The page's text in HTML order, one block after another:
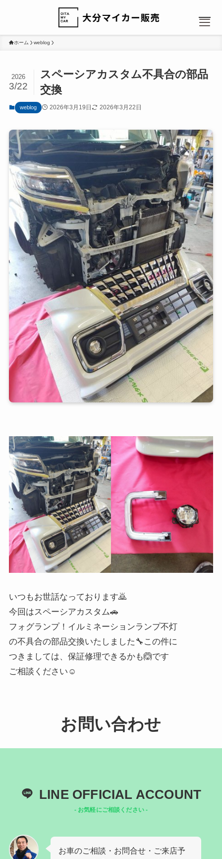
HOME
NEWS
カーリース：人気のヒミツ
カーリース：選べるプラン
カーリース：ローンと比較
会社概要
お問い合わせ
\ご相談・お見積もりお気軽に/
友だち追加
ホーム weblog
スペーシアカスタム不具合の部品
交換
2026
3/22
weblog 2026年3月19日 2026年3月22日
いつもお世話なっております🙇
今回はスペーシアカスタム🚗
フォグランプ！イルミネーションランプ不灯
の不具合の部品交換いたしました🔧この件に
つきましては、保証修理できるかも🙆です
ご相談ください☺️
お問い合わせ
LINE OFFICIAL ACCOUNT
- お気軽にご相談ください -
お車のご相談・お問合せ・ご来店予